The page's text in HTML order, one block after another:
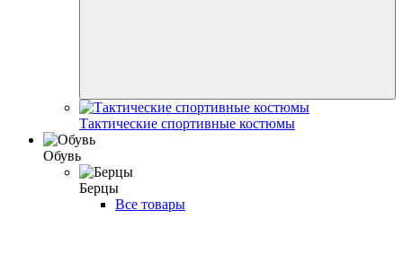
Тактические спортивные костюмы
Обувь
Берцы
Все товары